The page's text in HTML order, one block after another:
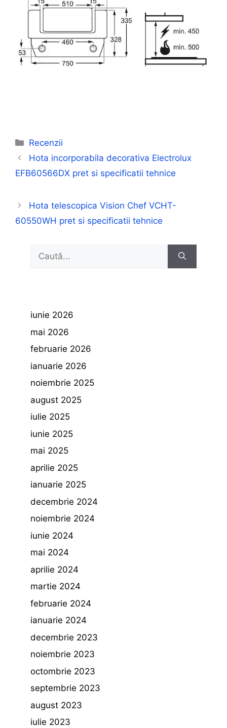
Categorii
Recenzii
Hota incorporabila decorativa Electrolux
EFB60566DX pret si specificatii tehnice
Hota telescopica Vision Chef VCHT-
60550WH pret si specificatii tehnice
Caută
iunie 2026
mai 2026
februarie 2026
ianuarie 2026
noiembrie 2025
august 2025
iulie 2025
iunie 2025
mai 2025
aprilie 2025
ianuarie 2025
decembrie 2024
noiembrie 2024
iunie 2024
mai 2024
aprilie 2024
martie 2024
februarie 2024
ianuarie 2024
decembrie 2023
noiembrie 2023
octombrie 2023
septembrie 2023
august 2023
iulie 2023